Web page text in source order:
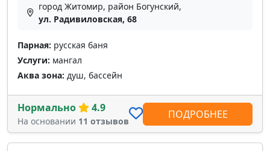
город Житомир, район Богунский,
ул. Радивиловская, 68
Парная: русская баня
Услуги: мангал
Аква зона: душ, бассейн
Нормально 4.9
На основании 11 отзывов
ПОДРОБНЕЕ